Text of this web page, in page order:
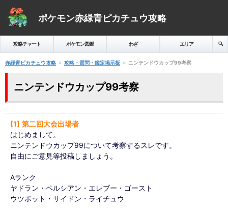
ポケモン赤緑青ピカチュウ攻略
攻略チャート ポケモン図鑑 わざ エリア 🔍️
赤緑青ピカチュウ攻略 攻略・質問・鑑定掲示板 ニンテンドウカップ99考察
ニンテンドウカップ99考察
1
第二回大会出場者
はじめまして。
ニンテンドウカップ99について考察するスレです。
自由にご意見等投稿しましょう。
Aランク
ヤドラン・ペルシアン・エレブー・ゴースト
ウツボット・サイドン・ライチュウ